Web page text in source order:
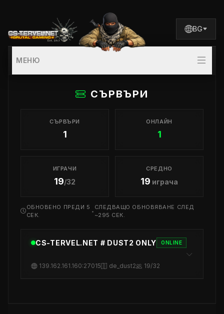
BG
МЕНЮ
СЪРВЪРИ
СЪРВЪРИ
1
ОНЛАЙН
1
ИГРАЧИ
19/32
СРЕДНО
19 играча
ОБНОВЕНО ПРЕДИ 6
СЕК.
•
СЛЕДВАЩО ОБНОВЯВАНЕ СЛЕД
~294 СЕК.
CS-TERVEL.NET # DUST2 ONLY ONLINE
139.162.161.160:27015 de_dust2 19/32